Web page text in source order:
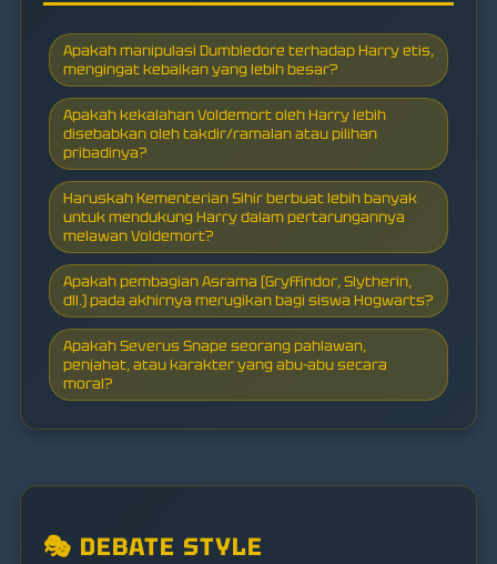
Apakah manipulasi Dumbledore terhadap Harry etis,
mengingat kebaikan yang lebih besar?
Apakah kekalahan Voldemort oleh Harry lebih
disebabkan oleh takdir/ramalan atau pilihan
pribadinya?
Haruskah Kementerian Sihir berbuat lebih banyak
untuk mendukung Harry dalam pertarungannya
melawan Voldemort?
Apakah pembagian Asrama (Gryffindor, Slytherin,
dll.) pada akhirnya merugikan bagi siswa Hogwarts?
Apakah Severus Snape seorang pahlawan,
penjahat, atau karakter yang abu-abu secara
moral?
🎭 DEBATE STYLE